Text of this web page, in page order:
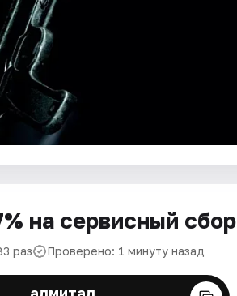
на сервисный сбор
раз Проверено: 1 минуту назад